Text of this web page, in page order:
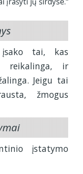
tai, kas
reikalinga, ir
Jeigu tai
žmogus
įstatymo